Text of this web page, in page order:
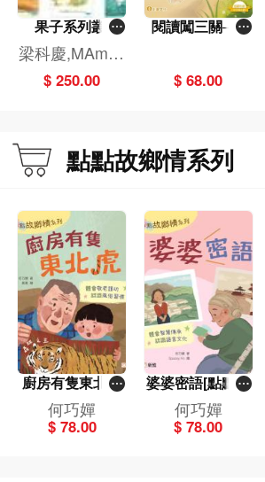
果子系列叢
書 （一套九本）
梁科慶,MAmiM
amA,何巧嬋
$ 250.00
閱讀闖三關──
$ 68.00
點點故鄉情系列
廚房有隻東北虎
[點點故鄉情系
列]
何巧嬋
$ 78.00
婆婆密語[點點故
鄉情系列]
何巧嬋
$ 78.00